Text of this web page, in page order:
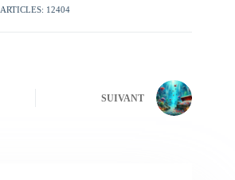
ARTICLES: 12404
SUIVANT